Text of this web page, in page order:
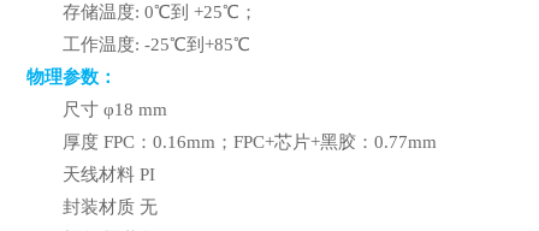
存储温度: 0℃到 +25℃；
工作温度: -25℃到+85℃
物理参数：
尺寸 φ18 mm
厚度 FPC：0.16mm；FPC+芯片+黑胶：0.77mm
天线材料 PI
封装材质 无